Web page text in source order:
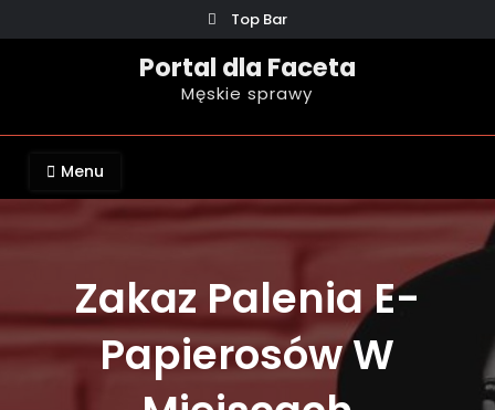
to
Top Bar
Portal dla Faceta
Męskie sprawy
Menu
Zakaz Palenia E-
Papierosów W